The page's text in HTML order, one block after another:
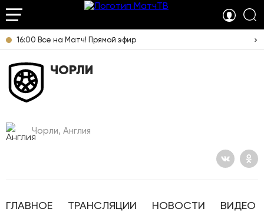
16:00 Все на Матч! Прямой эфир
ЧОРЛИ
Чорли, Англия
ГЛАВНОЕ ТРАНСЛЯЦИИ НОВОСТИ ВИДЕО